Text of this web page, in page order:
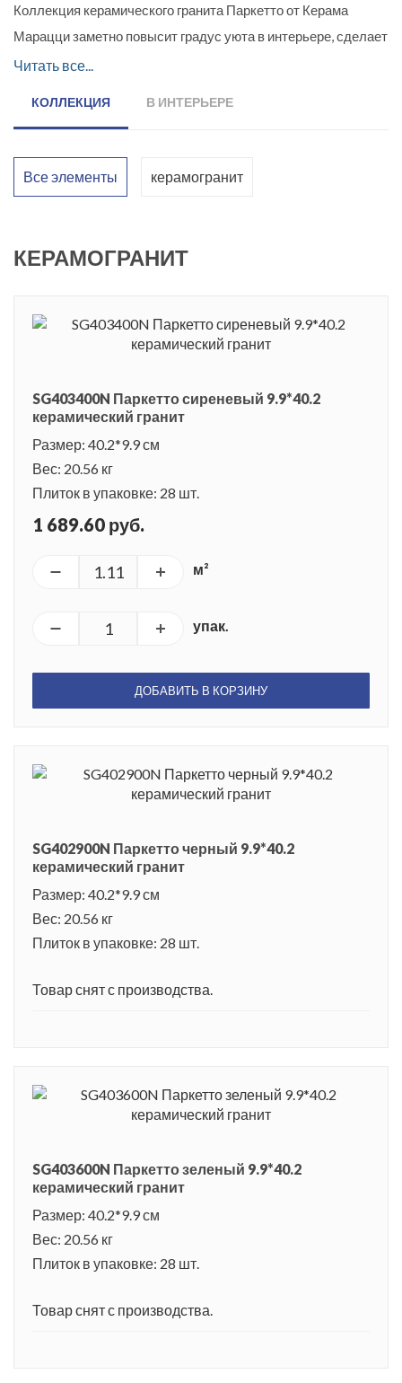
Коллекция керамического гранита Паркетто от Керама
Марацци заметно повысит градус уюта в интерьере, сделает
его более живым и тёплым. В коллекции представлен
материала матовая, имитирующая выразительную
семь оттенков: черный, белый, бежевый, серый, сиреневый,
керамогранитной доски размером 9,9 x 40,2 см позволяет
выбрать различные варианты раскладки, сочетая между
в классическом, так и в современном интерьере. Напольное
покрытие из керамического гранита Паркетто будет
оригинальным и ярким акцентом в интерьере.
Читать все...
КОЛЛЕКЦИЯ В ИНТЕРЬЕРЕ
Все элементы керамогранит
КЕРАМОГРАНИТ
SG403400N Паркетто сиреневый 9.9*40.2
керамический гранит
Размер: 40.2*9.9 см
Вес: 20.56 кг
Плиток в упаковке: 28 шт.
1 689.60 руб.
м²
упак.
ДОБАВИТЬ В КОРЗИНУ
SG402900N Паркетто черный 9.9*40.2
керамический гранит
Размер: 40.2*9.9 см
Вес: 20.56 кг
Плиток в упаковке: 28 шт.
Товар снят с производства.
SG403600N Паркетто зеленый 9.9*40.2
керамический гранит
Размер: 40.2*9.9 см
Вес: 20.56 кг
Плиток в упаковке: 28 шт.
Товар снят с производства.